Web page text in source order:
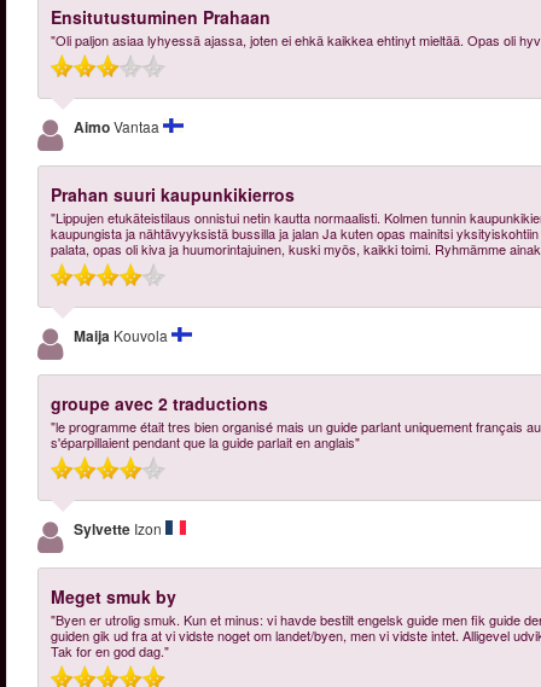
Ensitutustuminen Prahaan
"Oli paljon asiaa lyhyessä ajassa, joten ei ehkä kaikkea ehtinyt mieltää. Opas oli
AimoVantaa
Prahan suuri kaupunkikierros
"Lippujen etukäteistilaus onnistui netin kautta normaalisti. Kolmen tunnin
kaupungista ja nähtävyyksistä bussilla ja jalan Ja kuten opas mainitsi
palata, opas oli kiva ja huumorintajuinen, kuski myös, kaikki toimi. Ryhmämme
Maija Kouvola
groupe avec 2 traductions
"le programme était tres bien organisé mais un guide parlant uniquement français
s'éparpillaient pendant que la guide parlait en anglais"
Sylvette Izon
Meget smuk by
"Byen er utrolig smuk. Kun et minus: vi havde bestilt engelsk guide men fik guide
guiden gik ud fra at vi vidste noget om landet/byen, men vi vidste intet. Alligevel
Tak for en god dag."